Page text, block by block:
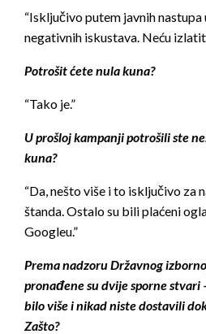
“Isključivo putem javnih nastupa
negativnih iskustava. Neću
Potrošit ćete nula kuna?
“Tako je.”
U prošloj kampanji potrošili ste
kuna?
“Da, nešto više i to isključivo za
štanda. Ostalo su bili plaćeni
Googleu.”
Prema nadzoru Državnog
pronađene su dvije sporne stvari
bilo više i nikad niste dostavili
Zašto?